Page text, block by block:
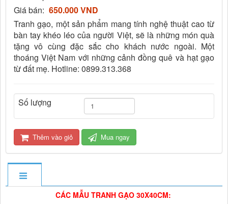
Giá bán: 650.000 VND
Tranh gạo, một sản phẩm mang tính nghệ thuật cao từ
bàn tay khéo léo của người Việt, sẽ là những món quà
tặng vô cùng đặc sắc cho khách nước ngoài. Một
thoáng Việt Nam với những cảnh đồng quê và hạt gạo
từ đất mẹ. Hotline: 0899.313.368
Số lượng
Thêm vào giỏ Mua ngay
CÁC MẪU TRANH GẠO 30X40CM: